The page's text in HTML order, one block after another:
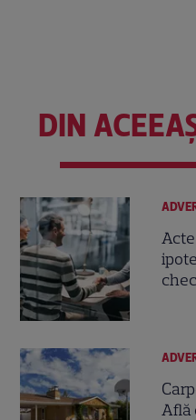
DIN
Află